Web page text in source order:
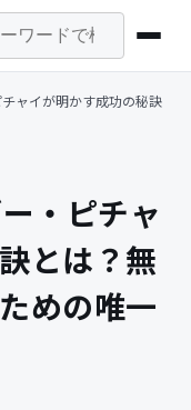
ャイが明かす成功の秘訣
・ピチャ
とは？無
めの唯一